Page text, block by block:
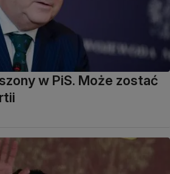
w PiS. Może zostać